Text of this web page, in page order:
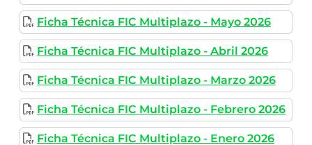
Ficha Técnica FIC Multiplazo - Mayo 2026
Ficha Técnica FIC Multiplazo - Abril 2026
Ficha Técnica FIC Multiplazo - Marzo 2026
Ficha Técnica FIC Multiplazo - Febrero 2026
Ficha Técnica FIC Multiplazo - Enero 2026